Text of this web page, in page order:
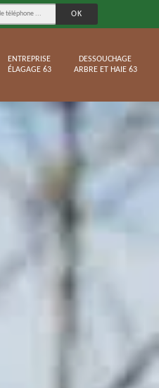
ENTREPRISE
ÉLAGAGE 63
DESSOUCHAGE
ARBRE ET HAIE 63